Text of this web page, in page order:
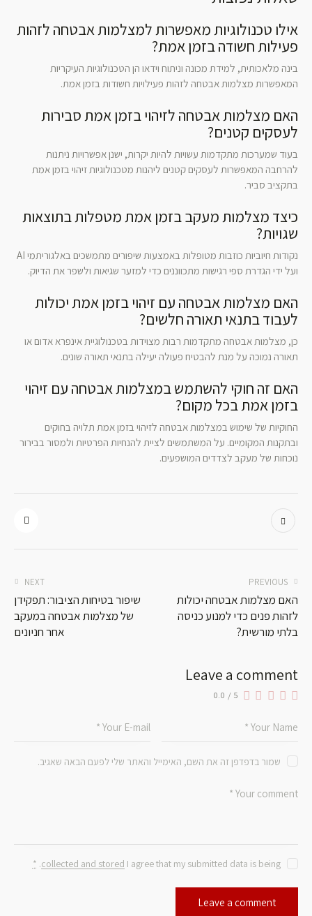
אילו טכנולוגיות מאפשרות למצלמות אבטחה לזהות
פעילות חשודה בזמן אמת?
בינה מלאכותית, למידת מכונה וניתוח וידאו הן הטכנולוגיות העיקריות
המאפשרות מצלמות אבטחה לזהות פעילויות חשודות בזמן אמת.
האם מצלמות אבטחה לזיהוי בזמן אמת סבירות
לעסקים קטנים?
בעוד שמערכות מתקדמות עשויות להיות יקרות, ישנן אפשרויות ניתנות
להרחבה המאפשרות לעסקים קטנים ליהנות מטכנולוגיות זיהוי בזמן אמת
בתקציב סביר.
כיצד מצלמות מעקב בזמן אמת מטפלות בתוצאות
שגויות?
נקודות חיוביות כוזבות מטופלות באמצעות שיפורים מתמשכים באלגוריתמי AI
ועל ידי הגדרת ספי רגישות מתכווננים כדי למזער שגיאות ולשפר את הדיוק.
האם מצלמות אבטחה עם זיהוי בזמן אמת יכולות
לעבוד בתנאי תאורה חלשים?
כן, מצלמות אבטחה מתקדמות רבות מצוידות בטכנולוגיית אינפרא אדום או
תאורה נמוכה על מנת להבטיח פעולה יעילה בתנאי תאורה שונים.
האם זה חוקי להשתמש במצלמות אבטחה עם זיהוי
בזמן אמת בכל מקום?
החוקיות של שימוש במצלמות אבטחה לזיהוי בזמן אמת תלויה בחוקים
ובתקנות המקומיים. על המשתמשים לציית להנחיות הפרטיות ולמסור בבירור
נוכחות של מעקב לצדדים המושפעים.
PREVIOUS
האם מצלמות אבטחה יכולות
לזהות פנים כדי למנוע כניסה
בלתי מורשית?
NEXT
שיפור בטיחות הציבור: תפקידן
של מצלמות אבטחה במעקב
אחר חניונים
Leave a comment
0.0 / 5
שמור בדפדפן זה את השם, האימייל והאתר שלי לפעם הבאה שאגיב.
I agree that my submitted data is being
collected and stored
.
*